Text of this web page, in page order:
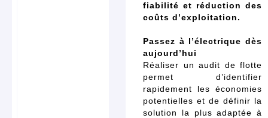
fiabilité et réduction des
coûts d’exploitation.
Passez à l’électrique dès
aujourd’hui
Réaliser un audit de flotte
permet d’identifier
rapidement les économies
potentielles et de définir la
solution la plus adaptée à